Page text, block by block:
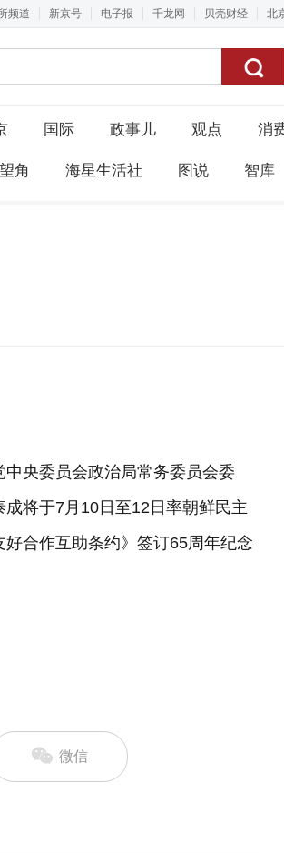
频道 新京号 电子报 千龙网 贝壳财经 北
国际 政事儿 观点 消
角 海星生活社 图说 智库
央委员会政治局常务委员会委
将于7月10日至12日率朝鲜民主
合作互助条约》签订65周年纪念
微信